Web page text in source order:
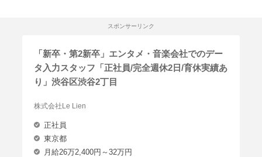
スポンサーリンク
「新卒・第2新卒」エンタメ・音楽会社でのデー
タ入力スタッフ「正社員/完全週休2日/育休実績あ
り」渋谷区渋谷2丁目
株式会社Le Lien
正社員
東京都
月給26万2,400円～32万円